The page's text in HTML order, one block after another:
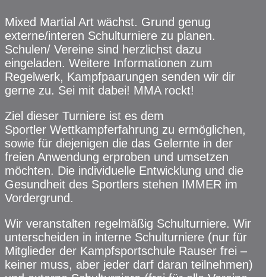
Mixed Martial Art wächst. Grund genug
externe/interen Schulturniere zu planen.
Schulen/ Vereine sind herzlichst dazu
eingeladen. Weitere Informationen zum
Regelwerk, Kampfpaarungen senden wir dir
gerne zu. Sei mit dabei! MMA rockt!
Ziel dieser Turniere ist es dem
Sportler Wettkampferfahrung zu ermöglichen,
sowie für diejenigen die das Gelernte in der
freien Anwendung erproben und umsetzen
möchten. Die individuelle Entwicklung und die
Gesundheit des Sportlers stehen IMMER im
Vordergrund.
Wir veranstalten regelmäßig Schulturniere. Wir
unterscheiden in interne Schulturniere (nur für
Mitglieder der Kampfsportschule Rauser frei –
keiner muss, aber jeder darf daran teilnehmen)